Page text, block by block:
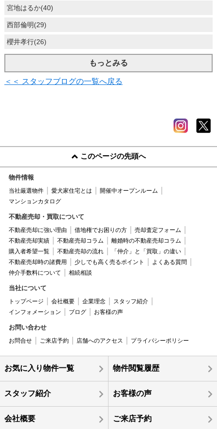
宮地はるか(40)
西部倫明(29)
櫻井孝行(26)
もっとみる
＜＜ スタッフブログの一覧へ戻る
このページの先頭へ
物件情報
当社厳選物件 愛犬家住宅とは
開催中オープンルーム
マンションカタログ
不動産売却・買取について
不動産売却に強い理由 借地権でお困りの方
売却査定フォーム
不動産売却実績
不動産売却コラム
離婚時の不動産売却コラム
購入者希望一覧
不動産売却の流れ
「仲介」と「買取」の違い
不動産売却時の諸費用
少しでも高く売るポイント
よくある質問
仲介手数料について
相続相談
当社について
トップページ 会社概要 企業理念
スタッフ紹介
インフォメーション
ブログ お客様の声
お問い合わせ
お問合せ ご来店予約 店舗へのアクセス プライバシーポリシー
お気に入り物件一覧 物件閲覧履歴
スタッフ紹介 お客様の声
会社概要 ご来店予約